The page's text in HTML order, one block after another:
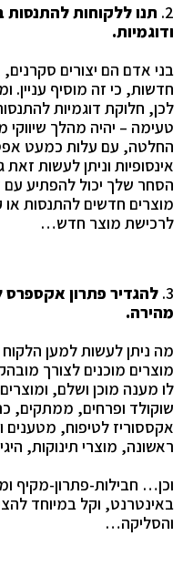
2. תנו ללקוחות
ודוגמיות.
בני אדם הם יצורים סקרנים,
חדשות, כי זה מוסיף עניין.
לכן, חלוקת דוגמיות
טעימה – יהיה מהלך
החלטה, עם עלות כמעט
אינסופיות וניתן לעשות
הסחר שלך יכול להפתיע עם
לרכישת מוצר חדש…
3. להגדיר פתרון אקספרס
מהירה.
מה ניתן לעשות למען
מוצרים מוכנים לצורך
לו מענה מוכן ושלם,
שוקולד ופרחים, ממתקים,
אקססוריז לטיפוח, מטענים
ראשונה, מוצרי תינוקות,
וכן… חבילות-פתרון-מקיף
באינטרנט, וקל במיוחד
והסליקה…